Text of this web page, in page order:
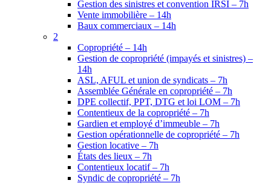
Gestion des sinistres et convention IRSI – 7h
Vente immobilière – 14h
Baux commerciaux – 14h
2
Copropriété – 14h
Gestion de copropriété (impayés et sinistres) –
14h
ASL, AFUL et union de syndicats – 7h
Assemblée Générale en copropriété – 7h
DPE collectif, PPT, DTG et loi LOM – 7h
Contentieux de la copropriété – 7h
Gardien et employé d’immeuble – 7h
Gestion opérationnelle de copropriété – 7h
Gestion locative – 7h
États des lieux – 7h
Contentieux locatif – 7h
Syndic de copropriété – 7h